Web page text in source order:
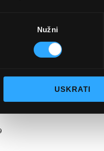
Nužni
USKRATI
2
14, 21300
Optika